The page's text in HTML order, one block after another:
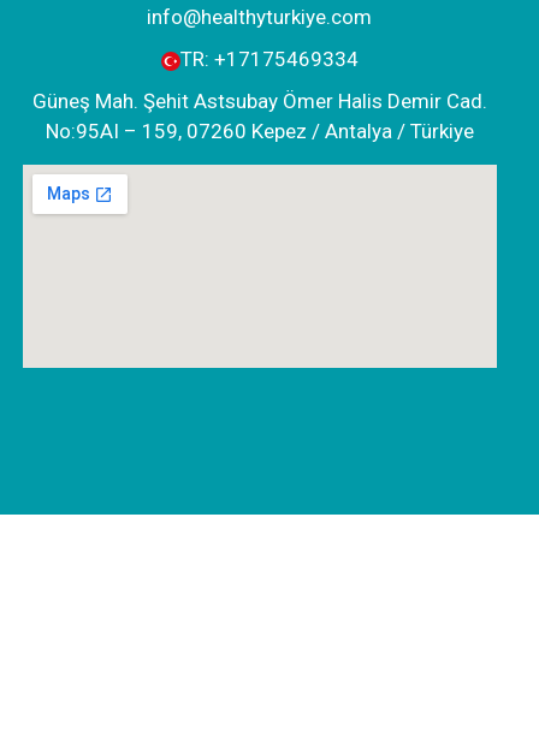
info@healthyturkiye.com
TR: +‪17175469334‬
Güneş Mah. Şehit Astsubay Ömer Halis Demir Cad.
No:95AI – 159, 07260 Kepez / Antalya / Türkiye